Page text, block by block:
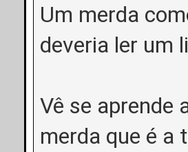
Um merda
deveria ler um
Vê se aprende
merda que é a